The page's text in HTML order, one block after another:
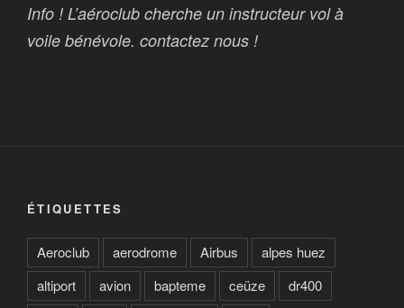
Info ! L’aéroclub cherche un instructeur vol à
voile bénévole. contactez nous !
ÉTIQUETTES
Aeroclub aerodrome Airbus
alpes huez
altiport
avion bapteme ceüze
dr400